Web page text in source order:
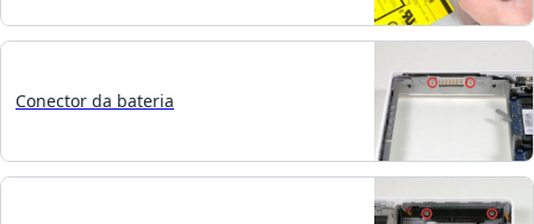
Conector da bateria